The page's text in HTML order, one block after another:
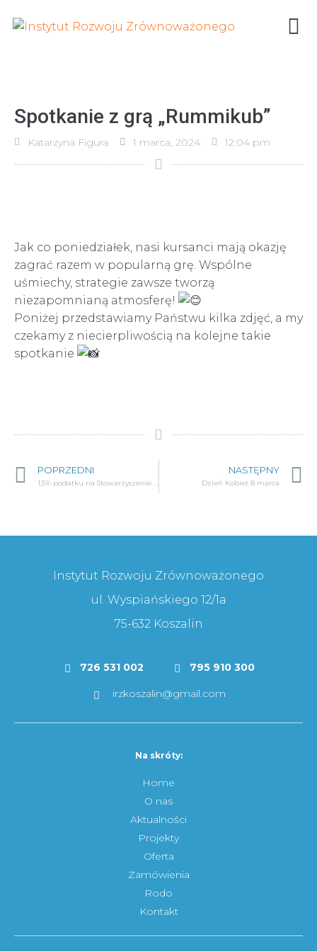
Spotkanie z grą „Rummikub”
Katarzyna Figura 1 marca, 2024 12:04 pm
Jak co poniedziałek, nasi kursanci mają okazję
zagrać razem w popularną grę. Wspólne
uśmiechy, strategie zawsze tworzą
niezapomnianą atmosferę!
Poniżej przedstawiamy Państwu kilka zdjęć, a my
czekamy z niecierpliwością na kolejne takie
spotkanie
POPRZEDNI
1,5% podatku na Stowarzyszenie Instytut Rozwoju Zrównoważonego
NASTĘPNY
Dzień Kobiet 8 marca
Instytut Rozwoju Zrównoważonego
ul. Wyspiańskiego 12/1a
75-632 Koszalin
726 531 002 795 910 300
irzkoszalin@gmail.com
Na skróty:
Home
O nas
Aktualności
Projekty
Oferta
Zamówienia
Rodo
Kontakt